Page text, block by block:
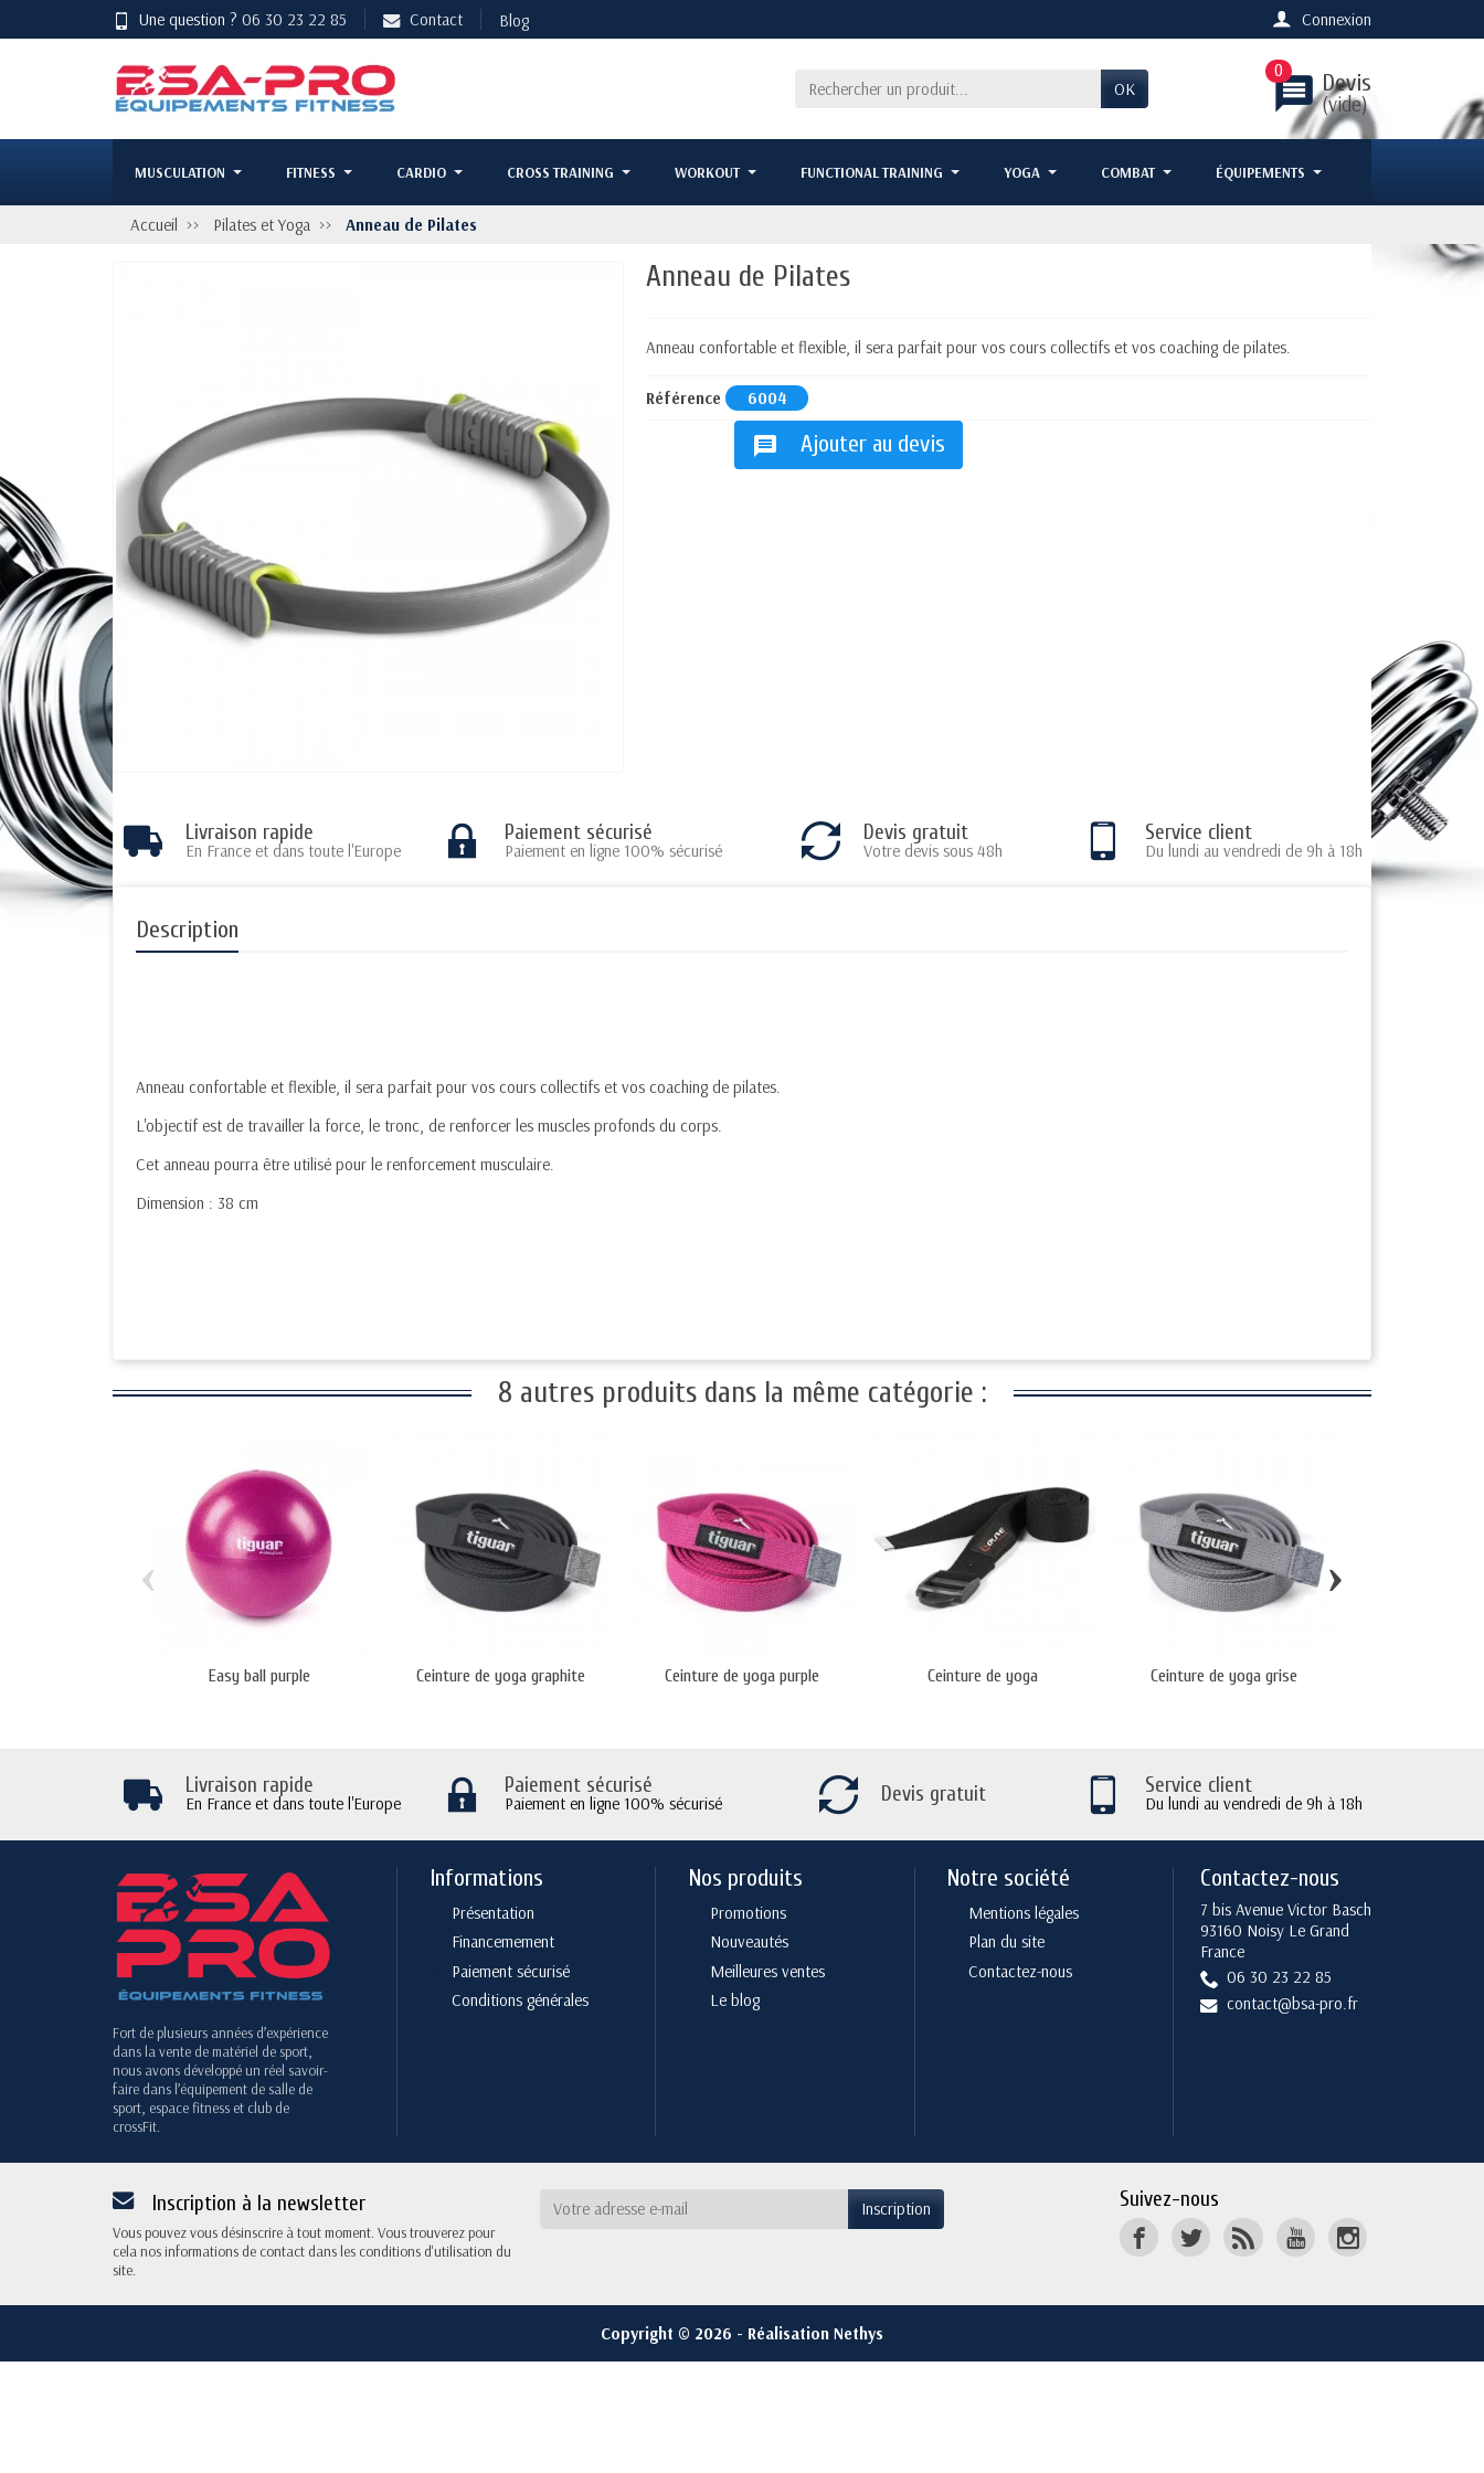
Une question ? 06 30 23 22 85 Contact Blog Connexion
OK message Devis
(vide)
0
MUSCULATION FITNESS CARDIO CROSS TRAINING WORKOUT FUNCTIONAL TRAINING YOGA COMBAT ÉQUIPEMENTS
Accueil Pilates et Yoga Anneau de Pilates
Anneau de Pilates
Anneau confortable et flexible, il sera parfait pour vos cours collectifs et vos coaching de pilates.
Référence 6004
message Ajouter au devis
Livraison rapide
En France et dans toute l'Europe
Paiement sécurisé
Paiement en ligne 100% sécurisé
Devis gratuit
Votre devis sous 48h
Service client
Du lundi au vendredi de 9h à 18h
Description
Anneau confortable et flexible, il sera parfait pour vos cours collectifs et vos coaching de pilates.
L'objectif est de travailler la force, le tronc, de renforcer les muscles profonds du corps.
Cet anneau pourra être utilisé pour le renforcement musculaire.
Dimension : 38 cm
8 autres produits dans la même catégorie :
Easy ball purple Ceinture de yoga graphite Ceinture de yoga purple Ceinture de yoga Ceinture de yoga grise
‹ ›
Livraison rapide
En France et dans toute l'Europe
Paiement sécurisé
Paiement en ligne 100% sécurisé Devis gratuit Service client
Du lundi au vendredi de 9h à 18h
Fort de plusieurs années d’expérience
dans la vente de matériel de sport,
nous avons développé un réel savoir-
faire dans l’équipement de salle de
sport, espace fitness et club de
crossFit.
Informations
Présentation
Financemement
Paiement sécurisé
Conditions générales
Nos produits
Promotions
Nouveautés
Meilleures ventes
Le blog
Notre société
Mentions légales
Plan du site
Contactez-nous
Contactez-nous
7 bis Avenue Victor Basch
93160 Noisy Le Grand
France
06 30 23 22 85
contact@bsa-pro.fr
Inscription à la newsletter
Vous pouvez vous désinscrire à tout moment. Vous trouverez pour
cela nos informations de contact dans les conditions d'utilisation du
site.
Suivez-nous
Copyright © 2026 - Réalisation Nethys